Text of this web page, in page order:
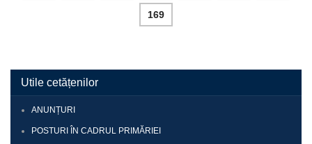
169
Utile cetățenilor
ANUNȚURI
POSTURI ÎN CADRUL PRIMĂRIEI